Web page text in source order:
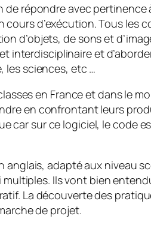
répondre avec
d’exécution. Tous
d’objets, de sons et
interdisciplinaire et
les sciences, etc …
en France et dans le
en confrontant leurs
car sur ce logiciel, le code
adapté aux niveau
Ils vont bien
La découverte des
de projet.